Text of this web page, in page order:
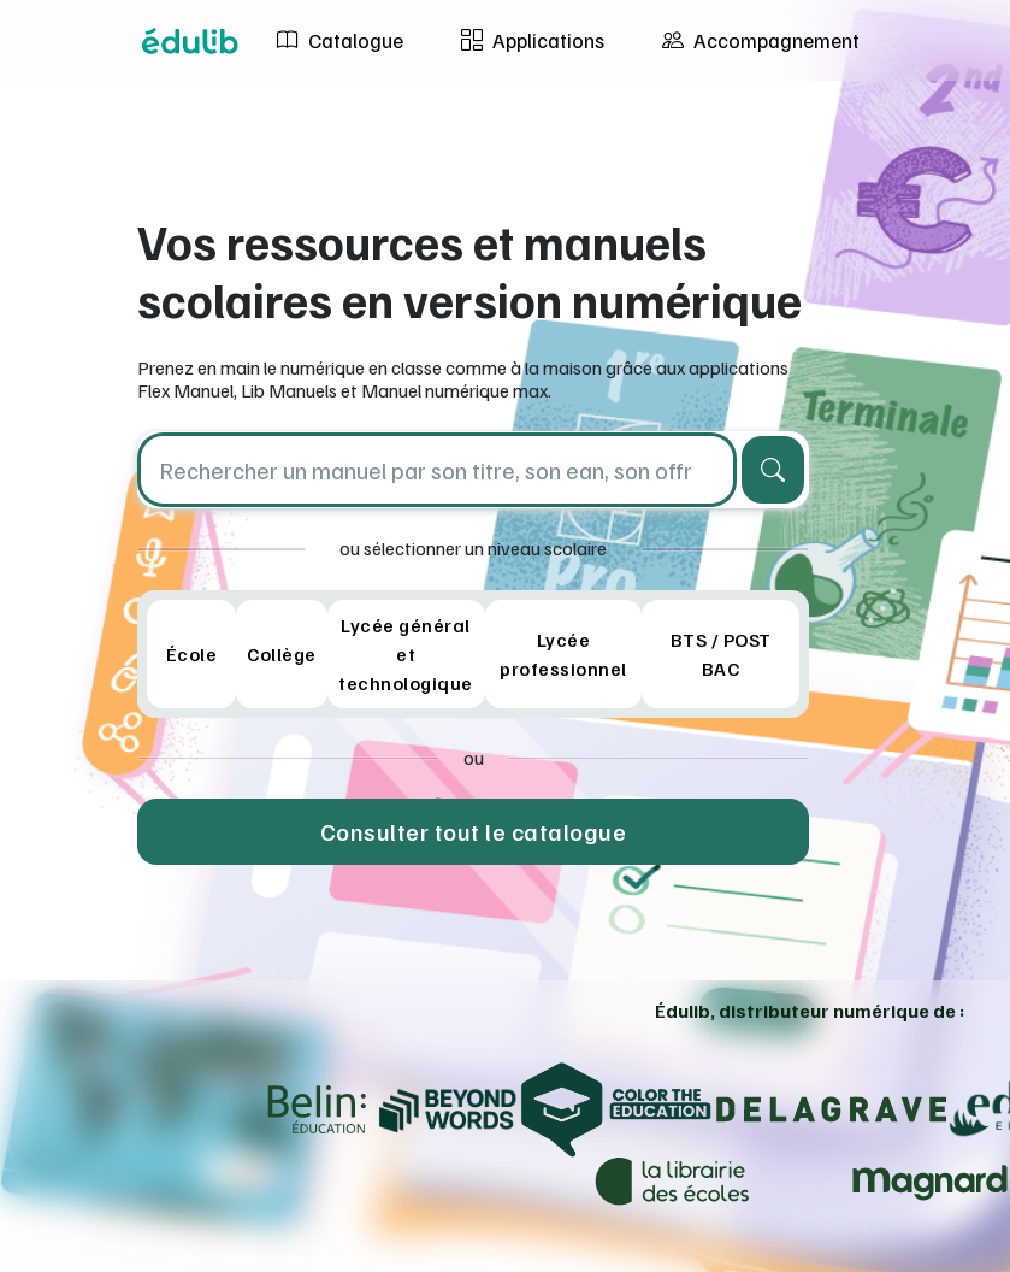
Catalogue Applications Accompagnement
Vos ressources et manuels
scolaires en version numérique
Prenez en main le numérique en classe comme à la maison grâce aux applications
Flex Manuel, Lib Manuels et Manuel numérique max.
ou sélectionner un niveau scolaire
École Collège
Lycée général
et
technologique
Lycée
professionnel
BTS / POST
BAC
ou
Consulter tout le catalogue
Édulib, distributeur numérique de :